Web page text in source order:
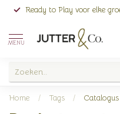
Ready to Play voor elke
MENU
Home / Tags /